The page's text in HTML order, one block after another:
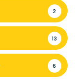
2
13
6